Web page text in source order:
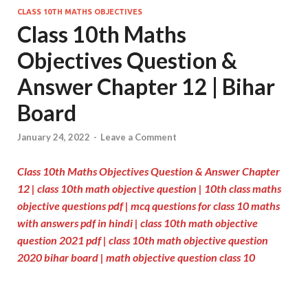
CLASS 10TH MATHS OBJECTIVES
Class 10th Maths
Objectives Question &
Answer Chapter 12 | Bihar
Board
January 24, 2022 - Leave a Comment
Class 10th Maths Objectives Question & Answer Chapter
12 | class 10th math objective question | 10th class maths
objective questions pdf | mcq questions for class 10 maths
with answers pdf in hindi | class 10th math objective
question 2021 pdf | class 10th math objective question
2020 bihar board | math objective question class 10